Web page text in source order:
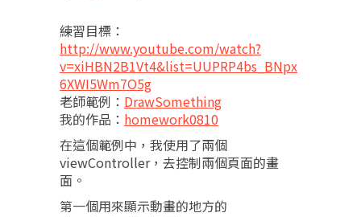
練習目標：
http://www.youtube.com/watch?
v=xiHBN2B1Vt4&list=UUPRP4bs_BNpx
6XWI5Wm7O5g
老師範例： DrawSomething
我的作品： homework0810
在這個範例中，我使用了兩個
viewController，去控制兩個頁面的畫
面。
第一個用來顯示動畫的地方的